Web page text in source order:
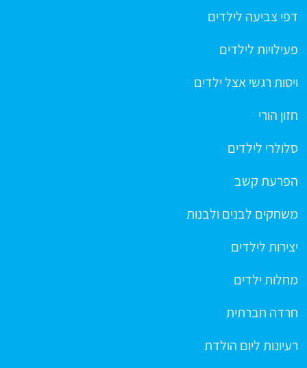
דפי צביעה לילדים
פעילויות לילדים
ויסות רגשי אצל ילדים
חזון הורי
סלולרי לילדים
הפרעת קשב
משחקים לבנים ולבנות
יצירות לילדים
מחלות ילדים
חרדה חברתית
רעיונות ליום הולדת